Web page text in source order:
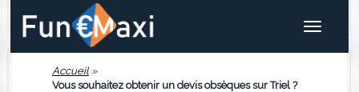
Toggle
Accueil»
Vous souhaitez obtenir un devis obsèques sur Triel ?